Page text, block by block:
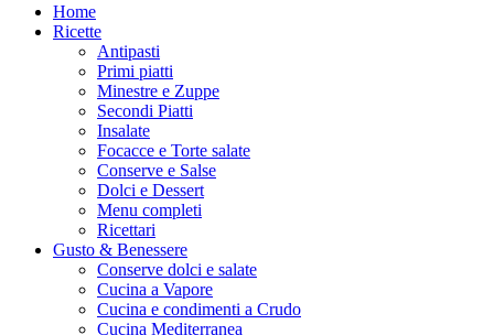
Home
Ricette
Antipasti
Primi piatti
Minestre e Zuppe
Secondi Piatti
Insalate
Focacce e Torte salate
Conserve e Salse
Dolci e Dessert
Menu completi
Ricettari
Gusto & Benessere
Conserve dolci e salate
Cucina a Vapore
Cucina e condimenti a Crudo
Cucina Mediterranea